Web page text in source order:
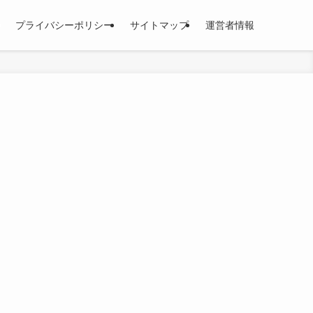
プライバシーポリシー サイトマップ 運営者情報